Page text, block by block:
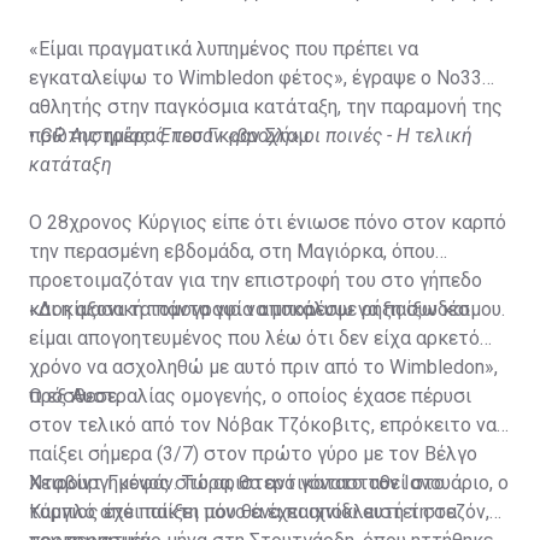
«Είμαι πραγματικά λυπημένος που πρέπει να
εγκαταλείψω το Wimbledon φέτος», έγραψε ο Νο33
αθλητής στην παγκόσμια κατάταξη, την παραμονή της
πρώτης ημέρας του Γκραν Σλαμ.
•GP Αυστρίας: Έπεσαν «βροχή» οι ποινές - Η τελική
κατάταξη
Ο 28χρονος Κύργιος είπε ότι ένιωσε πόνο στον καρπό
την περασμένη εβδομάδα, στη Μαγιόρκα, όπου
προετοιμαζόταν για την επιστροφή του στο γήπεδο
και η αξονική τομογραφία αποκάλυψε ρήξη συνδέσμου.
«Δοκίμασα τα πάντα για να μπορέσω να παίξω και
είμαι απογοητευμένος που λέω ότι δεν είχα αρκετό
χρόνο να ασχοληθώ με αυτό πριν από το Wimbledon»,
πρόσθεσε.
Ο εξ Αυστραλίας ομογενής, ο οποίος έχασε πέρυσι
στον τελικό από τον Νόβακ Τζόκοβιτς, επρόκειτο να
παίξει σήμερα (3/7) στον πρώτο γύρο με τον Βέλγο
Νταβίντ Γκοφάν. Τώρα, θα αντικατασταθεί στο
ταμπλό από παίκτη που θα έχει αποκλειστεί στα
Χειρουργημένος στο αριστερό γόνατο τον Ιανουάριο, ο
Κύργιος έχει παίξει μόνο ένα παιχνίδι αυτή τη σεζόν,